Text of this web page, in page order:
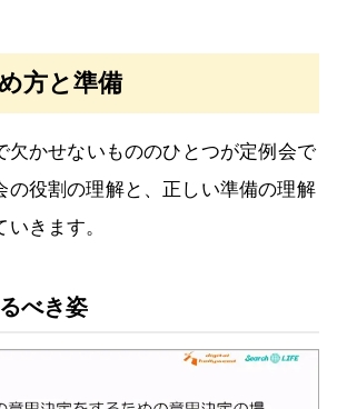
方と準備
欠かせないもののひとつが定例会で
の役割の理解と、正しい準備の理解
きます。
べき姿